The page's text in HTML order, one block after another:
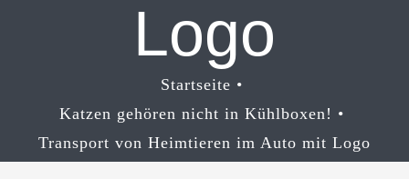
Logo
Startseite
Katzen gehören nicht in Kühlboxen!
Transport von Heimtieren im Auto mit Logo